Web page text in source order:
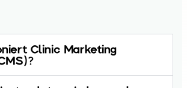
Clinic Marketing